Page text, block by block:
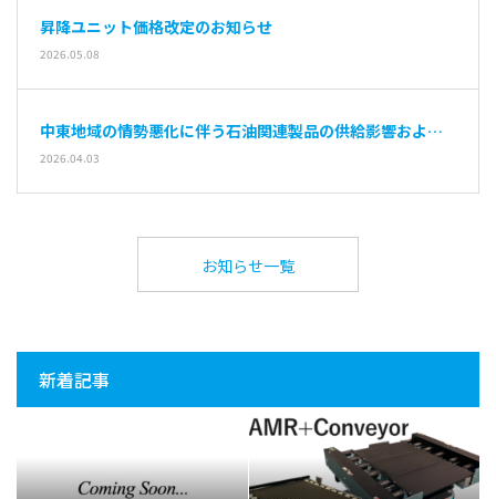
昇降ユニット価格改定のお知らせ
2026.05.08
中東地域の情勢悪化に伴う石油関連製品の供給影響および
納期遅延の可能性について
2026.04.03
お知らせ一覧
新着記事